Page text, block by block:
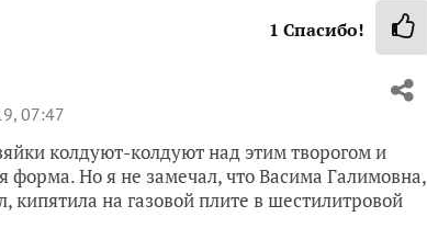
1 Спасибо!
07:47
колдуют-колдуют над этим творогом и
форма. Но я не замечал, что Васима Галимовна,
кипятила на газовой плите в шестилитровой